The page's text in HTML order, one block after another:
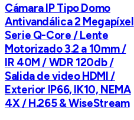
Cámara IP Tipo Domo
Antivandálica 2 Megapíxel
Serie Q-Core / Lente
Motorizado 3.2 a 10mm /
IR 40M / WDR 120db /
Salida de video HDMI /
Exterior IP66, IK10, NEMA
4X / H.265 & WiseStream